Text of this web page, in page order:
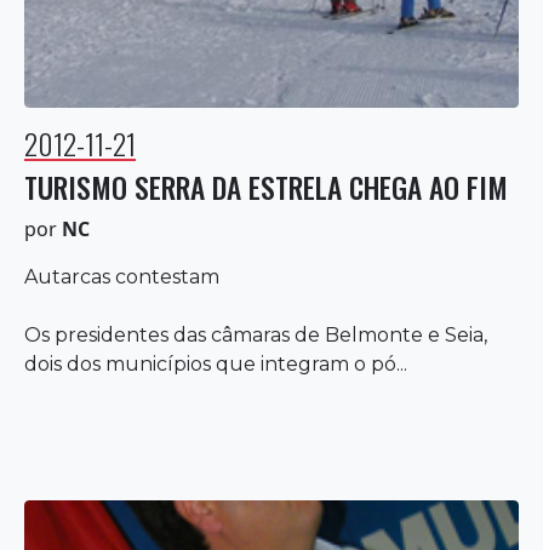
2012-11-21
TURISMO SERRA DA ESTRELA CHEGA AO FIM
por NC
Autarcas contestam
Os presidentes das câmaras de Belmonte e Seia,
dois dos municípios que integram o pó...